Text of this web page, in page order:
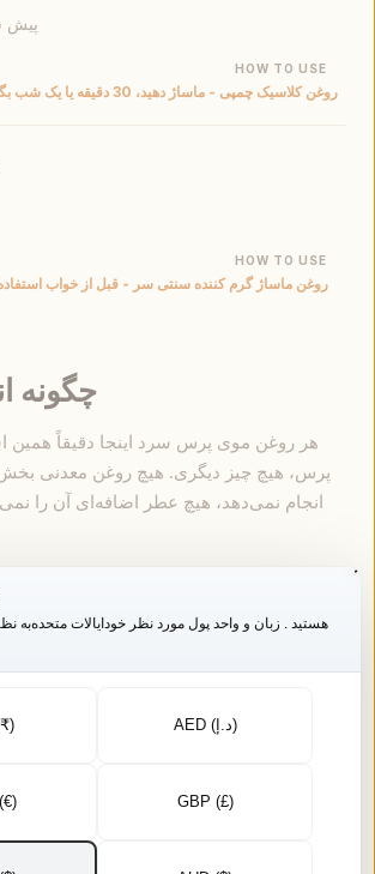
پیش
روغن کلاسیک چمپی - ماساژ دهید، 30 دقیقه یا یک شب بگذارید بماند، بشویید.
روغن ماساژ گرم کننده سنتی سر - قبل از خواب
چگونه
هر روغن موی پرس سرد اینجا دقیقاً همین
پرس، هیچ چیز دیگری. هیچ روغن معدنی بخش
انجام نمی‌دهد، هیچ عطر اضافه‌ای آن را
آن را خالص استفاده نمی‌کند: مخلوط
قسمت کرچک و سه قسمت نارگیل یا
- انتخاب روزمره و کلاسیک تابستانی. از
- روغن زمستانی، که قبل از شروع
بار چند قطره در مخلوط
بهایالات متحده هستید . زبان و واحد پول مورد نظر خود
AED (د.إ)
GBP (£)